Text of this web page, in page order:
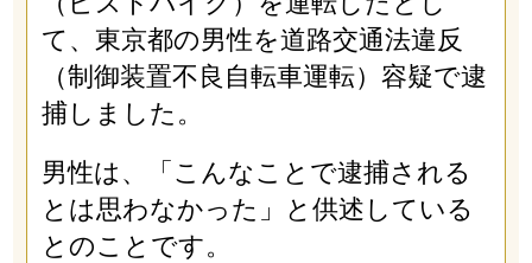
て、東京都の男性を道路交通法違反
（制御装置不良自転車運転）容疑で逮
捕しました。
男性は、「こんなことで逮捕される
とは思わなかった」と供述している
とのことです。